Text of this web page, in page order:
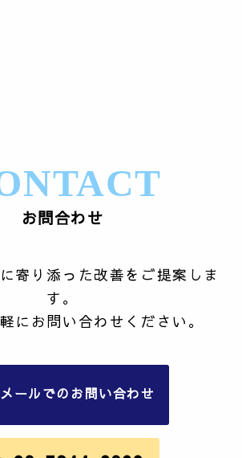
お問合わせ
寄り添った改善をご提案しま
す。
にお問い合わせください。
メールでのお問い合わせ